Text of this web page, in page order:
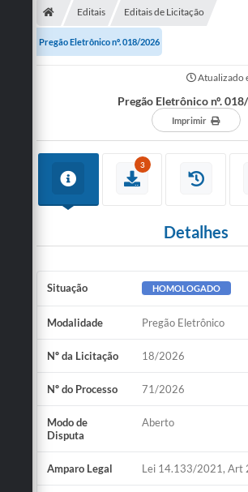
Editais Editais de Licitação
Pregão Eletrônico nº. 018/2026
Atualizado
Pregão Eletrônico nº.
Imprimir
3
Detalhes
Situação HOMOLOGADO
Modalidade Pregão Eletrônico
Nº da Licitação 18/2026
Nº do Processo 71/2026
Modo de
Disputa
Aberto
Amparo Legal Lei 14.133/2021, Art